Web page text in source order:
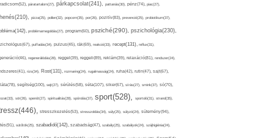
páratartalom(27), párkapcsolat(241), pattanás(30), pénz(74), piac(27),
pizza(25), pollen(32), popcorn(35), por(26), pozitív(83), prevenció(25), probiotikum(37),
problémamegoldás(27), program(60), psziché(290), pszichológia(230),
puffadás(34), pulzus(45), rák(69), reakció(33), recept(131), reflux(31),
regenerálódás(28), reggel(39), reggeli(89), reklám(39), relaxáció(81), rendszer(24),
rizs(34), Rost(131), rozmaring(24), rugalmasság(24), ruha(42), rutin(47), sajt(67),
segítség(100), sejt(27), sérülés(58), séta(107), siker(67), sírás(27), smink(37), só(70),
sör(26), spenót(27), spiritualitás(28), spórolás(37), sport(528), sportoló(31), strand(35),
stresszkezelés(53), stresszoldás(34), súly(25), súlyzó(24), sütemény(94),
sütőtök(25), szabadidő(142), szabadság(47), szabály(25), szabályok(24), szájhigiénia(24),